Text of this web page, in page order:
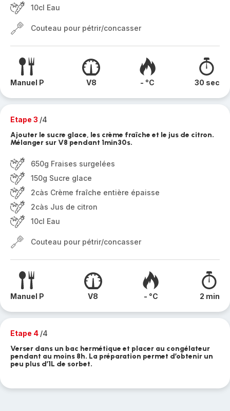
10cl Eau
Couteau pour pétrir/concasser
Manuel P V8 - °C 30 sec
Etape 3 /4
Ajouter le sucre glace, les crème fraîche et le jus de citron.
Mélanger sur V8 pendant 1min30s.
650g Fraises surgelées
150g Sucre glace
2càs Crème fraîche entière épaisse
2càs Jus de citron
10cl Eau
Couteau pour pétrir/concasser
Manuel P V8 - °C 2 min
Etape 4 /4
Verser dans un bac hermétique et placer au congélateur
pendant au moins 8h. La préparation permet d’obtenir un
peu plus d’1L de sorbet.